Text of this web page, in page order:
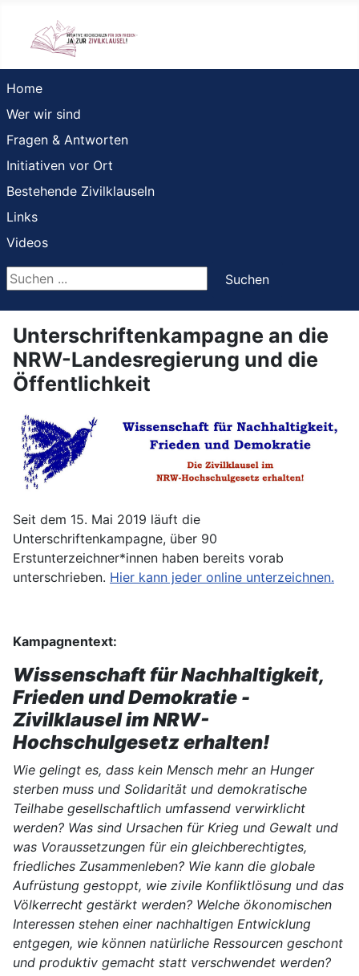
Home
Wer wir sind
Fragen & Antworten
Initiativen vor Ort
Bestehende Zivilklauseln
Links
Videos
Suchen ...
Suchen
Unterschriftenkampagne an die
NRW-Landesregierung und die
Öffentlichkeit
Seit dem 15. Mai 2019 läuft die
Unterschriftenkampagne, über 90
Erstunterzeichner*innen haben bereits vorab
unterschrieben. Hier kann jeder online unterzeichnen.
Kampagnentext:
Wissenschaft für Nachhaltigkeit,
Frieden und Demokratie -
Zivilklausel im NRW-
Hochschulgesetz erhalten!
Wie gelingt es, dass kein Mensch mehr an Hunger
sterben muss und Solidarität und demokratische
Teilhabe gesellschaftlich umfassend verwirklicht
werden? Was sind Ursachen für Krieg und Gewalt und
was Voraussetzungen für ein gleichberechtigtes,
friedliches Zusammenleben? Wie kann die globale
Aufrüstung gestoppt, wie zivile Konfliktlösung und das
Völkerrecht gestärkt werden? Welche ökonomischen
Interessen stehen einer nachhaltigen Entwicklung
entgegen, wie können natürliche Ressourcen geschont
und produktiv gemacht statt verschwendet werden?